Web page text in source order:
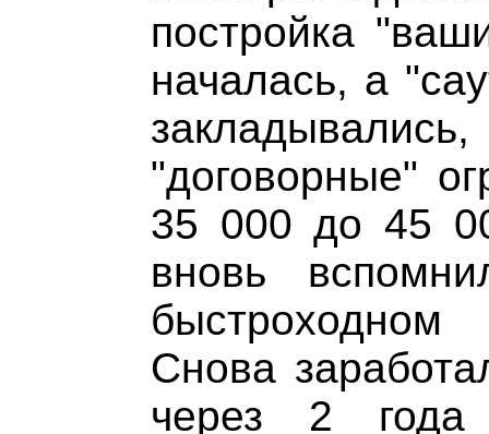
постройка
началась, а
"договорные"
35 000 до 45
вновь
Снова
через 2 года